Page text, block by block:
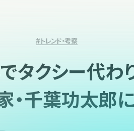
#トレンド・考察
タクシー代わ
・千葉功太郎